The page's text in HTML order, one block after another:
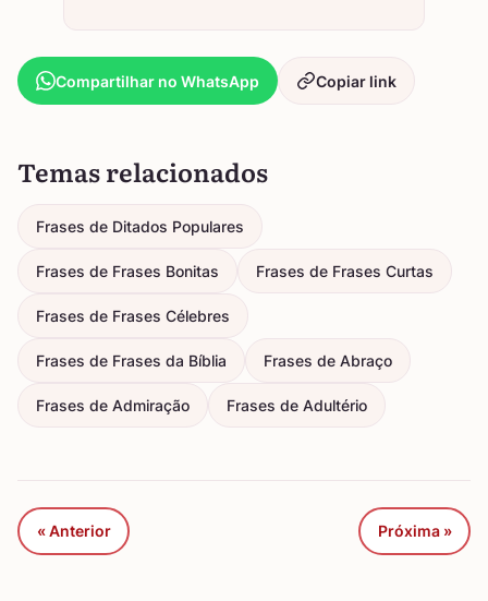
Compartilhar no WhatsApp Copiar link
Temas relacionados
Frases de Ditados Populares
Frases de Frases Bonitas Frases de Frases Curtas
Frases de Frases Célebres
Frases de Frases da Bíblia Frases de Abraço
Frases de Admiração Frases de Adultério
« Anterior Próxima »